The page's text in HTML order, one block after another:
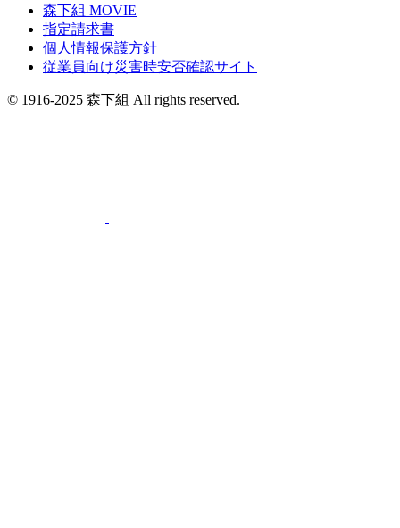
森下組 MOVIE
指定請求書
個人情報保護方針
従業員向け災害時安否確認サイト
© 1916-2025 森下組 All rights reserved.